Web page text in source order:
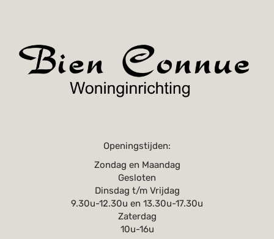
Openingstijden:
Zondag en Maandag
Gesloten
Dinsdag t/m Vrijdag
9.30u-12.30u en 13.30u-17.30u
Zaterdag
10u-16u